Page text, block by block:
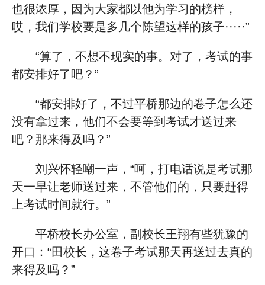
也很浓厚，因为大家都以他为学习的榜样，
哎，我们学校要是多几个陈望这样的孩子·····”
“算了，不想不现实的事。对了，考试的事
都安排好了吧？”
“都安排好了，不过平桥那边的卷子怎么还
没有拿过来，他们不会要等到考试才送过来
吧？那来得及吗？”
刘兴怀轻嘲一声，“呵，打电话说是考试那
天一早让老师送过来，不管他们的，只要赶得
上考试时间就行。”
平桥校长办公室，副校长王翔有些犹豫的
开口：“田校长，这卷子考试那天再送过去真的
来得及吗？”